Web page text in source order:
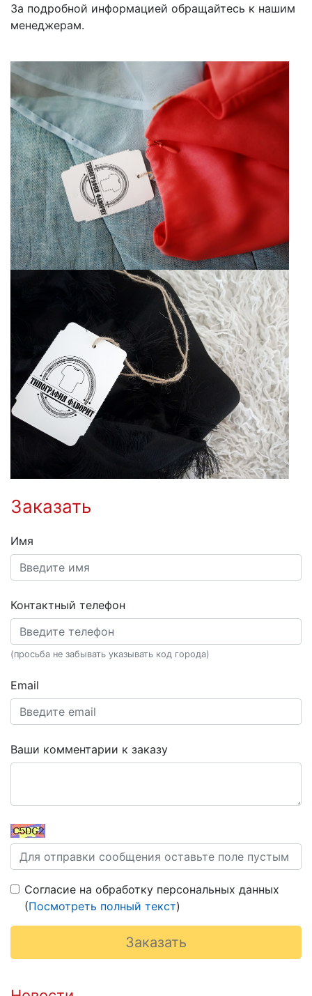
За подробной информацией обращайтесь к нашим
менеджерам.
Заказать
Имя
Контактный телефон
(просьба не забывать указывать код города)
Email
Ваши комментарии к заказу
Согласие на обработку персональных данных
(Посмотреть полный текст)